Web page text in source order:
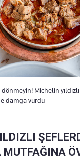
Michelin
damga vurdu
MUTFAĞINA